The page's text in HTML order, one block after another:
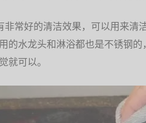
非常好的清洁效果，可以用来清
的水龙头和淋浴都也是不锈钢
就可以。